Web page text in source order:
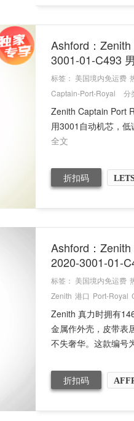
Ashford：
3001-01-C493
标签： 美国境内免运费
Captain-Port-Royal
分
Zenith Captain Port
用3001自动机芯，
全文
折扣码
Ashford：
2020-3001-01-
标签： 美国境内免运费
Zenith 港口 Port-Royal
Zenith 真力时拥有
金属作外壳，皮带表
不失奢华。这款编号
折扣码